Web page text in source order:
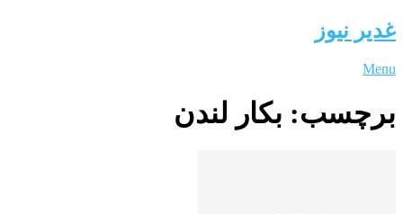
غدیر نیوز
Menu
برچسب: بکار لندن